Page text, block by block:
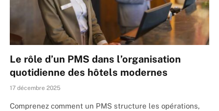
Le rôle d’un PMS dans l’organisation
quotidienne des hôtels modernes
17 décembre 2025
Comprenez comment un PMS structure les opérations,